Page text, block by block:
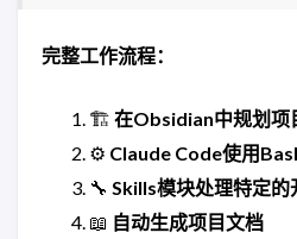
完整工作流程：
🏗️ 在Obsidian中规划项
⚙️ Claude Code使用
🔧 Skills模块处理特定的
📖 自动生成项目文档